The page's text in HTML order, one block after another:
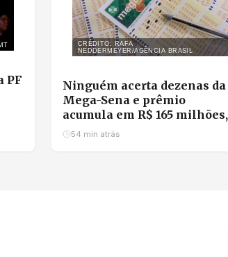
PF
CRÉDITO: RAFA
NEDDERMEYER/AGÊNCIA BRASIL
Ninguém acerta dezenas da
Mega-Sena e prêmio
acumula em R$ 165 milhões,
veja os números
54 min atrás